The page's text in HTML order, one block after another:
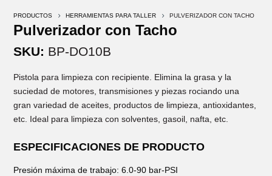
PRODUCTOS 5 HERRAMIENTAS PARA TALLER 5 PULVERIZADOR CON TACHO
Pulverizador con Tacho
SKU: BP-DO10B
Pistola para limpieza con recipiente. Elimina la grasa y la
suciedad de motores, transmisiones y piezas rociando una
gran variedad de aceites, productos de limpieza, antioxidantes,
etc. Ideal para limpieza con solventes, gasoil, nafta, etc.
ESPECIFICACIONES DE PRODUCTO
Presión máxima de trabajo: 6.0-90 bar-PSI